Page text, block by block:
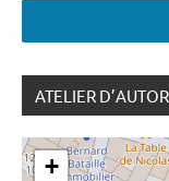
ATELIER
+